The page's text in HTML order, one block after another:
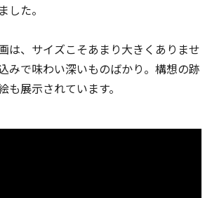
した。
は、サイズこそあまり大きくありませ
みで味わい深いものばかり。構想の跡
も展示されています。